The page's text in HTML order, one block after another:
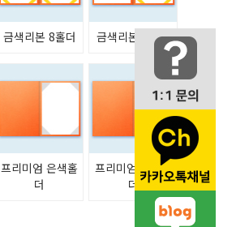
금색리본 8홀더 금색리본 4홀더
프리미엄 은색홀
더
프리미엄 청색홀
더